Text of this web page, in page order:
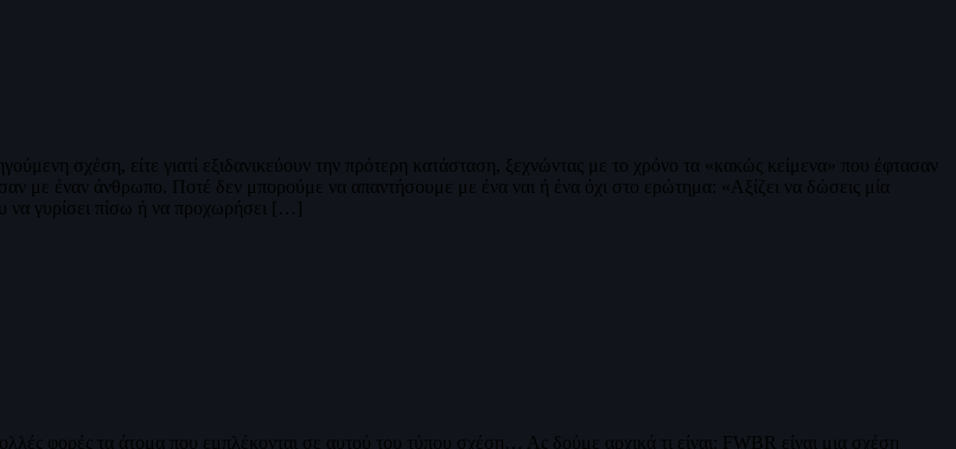
σχέση, είτε γιατί εξιδανικεύουν την πρότερη κατάσταση, ξεχνώντας με το χρόνο τα «κακώς κείμενα» που έφτασαν
με έναν άνθρωπο. Ποτέ δεν μπορούμε να απαντήσουμε με ένα ναι ή ένα όχι στο ερώτημα: «Αξίζει να δώσεις μία
να γυρίσει πίσω ή να προχωρήσει […]
φορές τα άτομα που εμπλέκονται σε αυτού του τύπου σχέση… Ας δούμε αρχικά τι είναι: FWBR είναι μια σχέση